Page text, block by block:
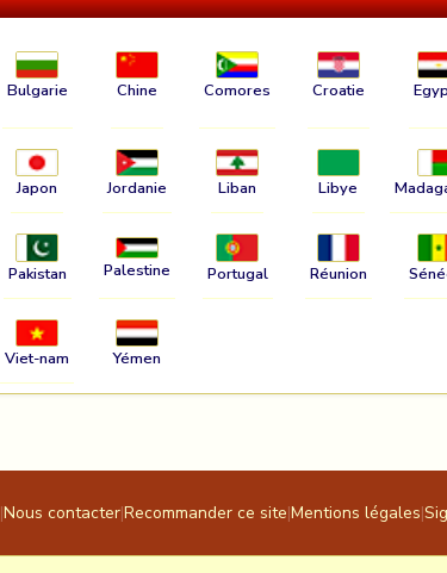
Bulgarie Chine Comores Croatie
Japon Jordanie Liban Libye
Pakistan Palestine Portugal Réunion
Viet-nam Yémen
|Nous contacter|Recommander ce site|Mentions légales|